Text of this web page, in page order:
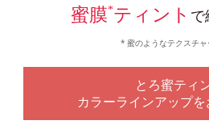
蜜膜*ティント で
蜜のようなテクスチャ
とろ蜜ティ
カラーラインアップ